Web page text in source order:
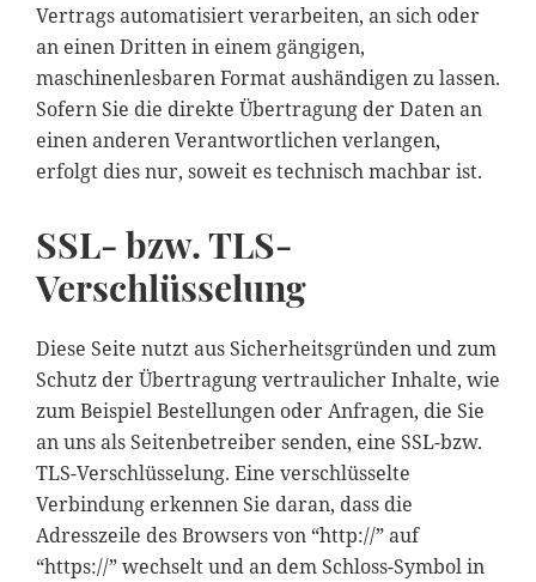
Vertrags automatisiert verarbeiten, an sich oder
an einen Dritten in einem gängigen,
maschinenlesbaren Format aushändigen zu lassen.
Sofern Sie die direkte Übertragung der Daten an
einen anderen Verantwortlichen verlangen,
erfolgt dies nur, soweit es technisch machbar ist.
SSL- bzw. TLS-
Verschlüsselung
Diese Seite nutzt aus Sicherheitsgründen und zum
Schutz der Übertragung vertraulicher Inhalte, wie
zum Beispiel Bestellungen oder Anfragen, die Sie
an uns als Seitenbetreiber senden, eine SSL-bzw.
TLS-Verschlüsselung. Eine verschlüsselte
Verbindung erkennen Sie daran, dass die
Adresszeile des Browsers von “http://” auf
“https://” wechselt und an dem Schloss-Symbol in